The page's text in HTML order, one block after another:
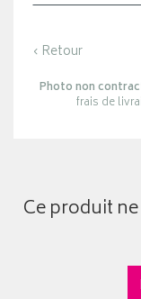
‹ Retour
Photo non
frais de
Ce produit